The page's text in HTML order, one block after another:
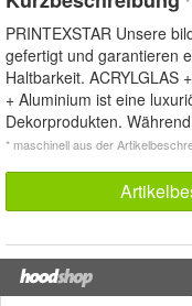
PRINTEXSTAR Unsere
gefertigt und garantieren
Haltbarkeit. ACRYLGLAS
+ Aluminium ist eine
Dekorprodukten.
* maschinell aus der